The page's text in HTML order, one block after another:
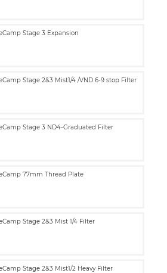
Stage 3 Expansion
Stage 2&3 Mist1/4 /VND 6-9 stop Filter
Stage 3 ND4-Graduated Filter
77mm Thread Plate
Stage 2&3 Mist 1/4 Filter
Stage 2&3 Mist1/2 Heavy Filter